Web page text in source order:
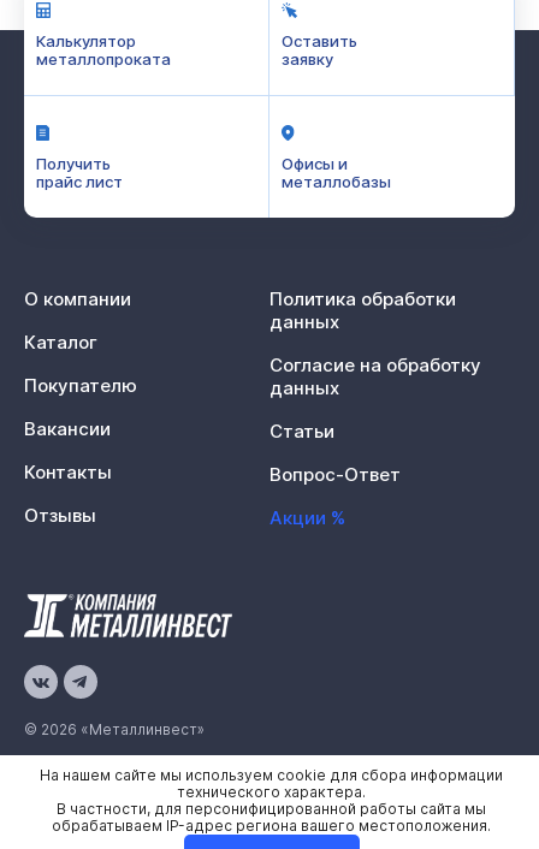
Калькулятор
металлопроката
Оставить
заявку
Получить
прайс лист
Офисы и
металлобазы
© 2026 «Металлинвест»
Политика конфиденциальности
Карта сайта
О компании
Каталог
Покупателю
Вакансии
Контакты
Отзывы
Политика обработки
данных
Согласие на обработку
данных
Статьи
Вопрос-Ответ
Акции %
На нашем сайте мы используем cookie для сбора информации
технического характера.
В частности, для персонифицированной работы сайта мы
обрабатываем IP-адрес региона вашего местоположения.